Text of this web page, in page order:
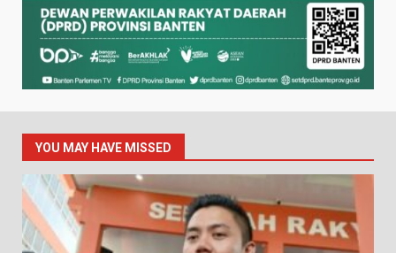
YOU MAY HAVE MISSED